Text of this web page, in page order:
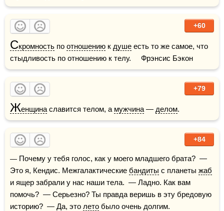
+60
Скромность по отношению к душе есть то же самое, что
стыдливость по отношению к телу.     Фрэнсис Бэкон
+79
Женщина славится телом, а мужчина — делом.
+84
— Почему у тебя голос, как у моего младшего брата?  —
Это я, Кендис. Межгалактические бандиты с планеты жаб
и ящер забрали у нас наши тела.  — Ладно. Как вам
помочь?  — Серьезно? Ты правда веришь в эту бредовую
историю?  — Да, это лето было очень долгим.